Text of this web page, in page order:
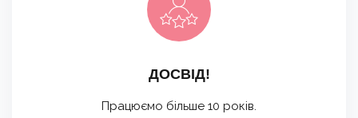
ДОСВІД!
Працюємо більше 10 років.